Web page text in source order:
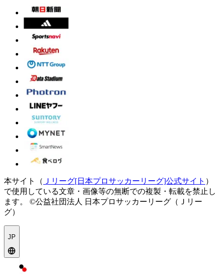
本サイト（ Ｊリーグ[日本プロサッカーリーグ]公式サイト ）
で使用している文章・画像等の無断での複製・転載を禁止し
ます。
©公益社団法人 日本プロサッカーリーグ（Ｊリー
グ）
JP